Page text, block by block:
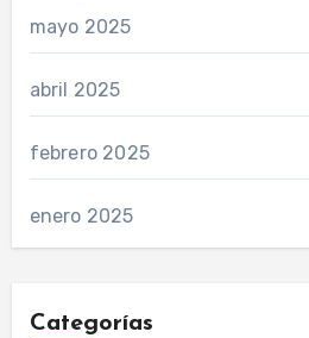
mayo 2025
abril 2025
febrero 2025
enero 2025
Categorías